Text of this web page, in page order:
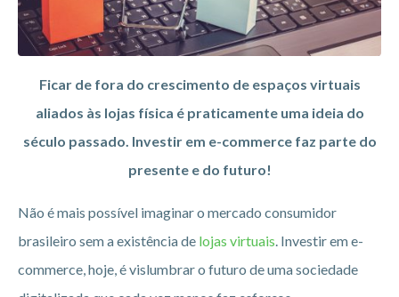
Ficar de fora do crescimento de espaços virtuais
aliados às lojas física é praticamente uma ideia do
século passado. Investir em e-commerce faz parte do
presente e do futuro!
Não é mais possível imaginar o mercado consumidor
brasileiro sem a existência de lojas virtuais . Investir em e-
commerce, hoje, é vislumbrar o futuro de uma sociedade